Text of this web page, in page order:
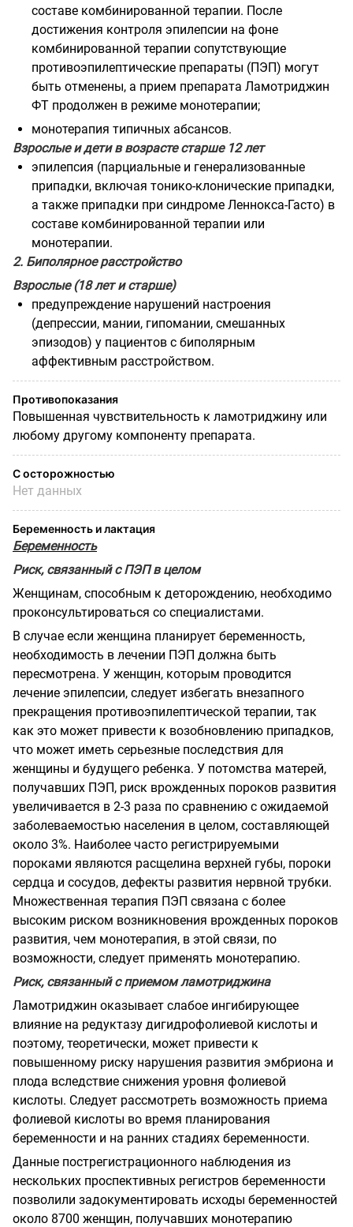
составе комбинированной терапии. После
достижения контроля эпилепсии на фоне
комбинированной терапии сопутствующие
противоэпилептические препараты (ПЭП) могут
быть отменены, а прием препарата Ламотриджин
ФТ продолжен в режиме монотерапии;
монотерапия типичных абсансов.
Взрослые и дети в возрасте старше 12 лет
эпилепсия (парциальные и генерализованные
припадки, включая тонико-клонические припадки,
а также припадки при синдроме Леннокса-Гасто) в
составе комбинированной терапии или
монотерапии.
2. Биполярное расстройство
Взрослые (18 лет и старше)
предупреждение нарушений настроения
(депрессии, мании, гипомании, смешанных
эпизодов) у пациентов с биполярным
аффективным расстройством.
Противопоказания
Повышенная чувствительность к ламотриджину или
любому другому компоненту препарата.
С осторожностью
Нет данных
Беременность и лактация
Беременность
Риск, связанный с ПЭП в целом
Женщинам, способным к деторождению, необходимо
проконсультироваться со специалистами.
В случае если женщина планирует беременность,
необходимость в лечении ПЭП должна быть
пересмотрена. У женщин, которым проводится
лечение эпилепсии, следует избегать внезапного
прекращения противоэпилептической терапии, так
как это может привести к возобновлению припадков,
что может иметь серьезные последствия для
женщины и будущего ребенка. У потомства матерей,
получавших ПЭП, риск врожденных пороков развития
увеличивается в 2-3 раза по сравнению с ожидаемой
заболеваемостью населения в целом, составляющей
около 3%. Наиболее часто регистрируемыми
пороками являются расщелина верхней губы, пороки
сердца и сосудов, дефекты развития нервной трубки.
Множественная терапия ПЭП связана с более
высоким риском возникновения врожденных пороков
развития, чем монотерапия, в этой связи, по
возможности, следует применять монотерапию.
Риск, связанный с приемом ламотриджина
Ламотриджин оказывает слабое ингибирующее
влияние на редуктазу дигидрофолиевой кислоты и
поэтому, теоретически, может привести к
повышенному риску нарушения развития эмбриона и
плода вследствие снижения уровня фолиевой
кислоты. Следует рассмотреть возможность приема
фолиевой кислоты во время планирования
беременности и на ранних стадиях беременности.
Данные пострегистрационного наблюдения из
нескольких проспективных регистров беременности
позволили задокументировать исходы беременностей
около 8700 женщин, получавших монотерапию